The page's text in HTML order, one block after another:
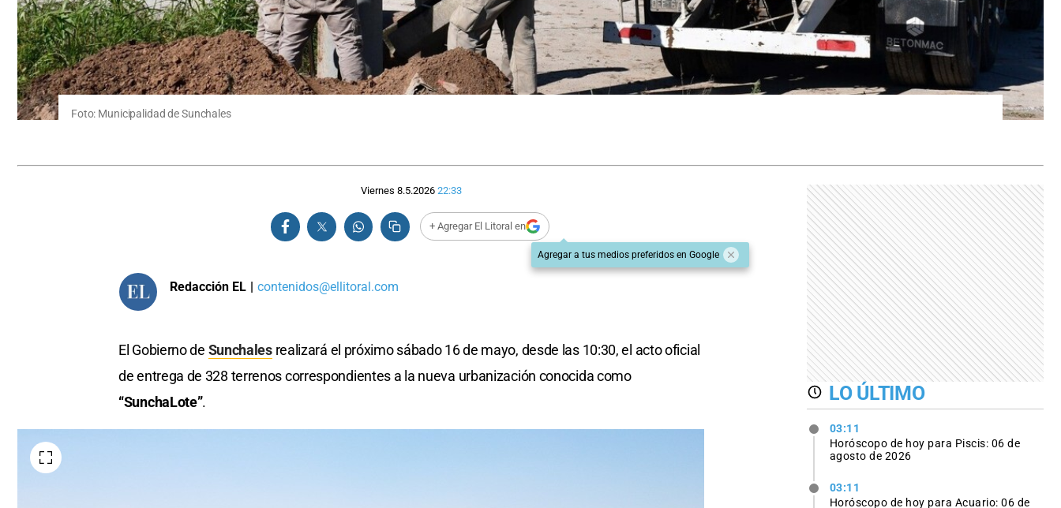
Foto: Municipalidad de Sunchales
Viernes 8.5.2026 22:33
+ Agregar El Litoral en
Agregar a tus medios preferidos en Google
Redacción EL | contenidos@ellitoral.com
El Gobierno de Sunchalesrealizará el próximo sábado 16 de mayo, desde las 10:30, el acto oficial
de entrega de 328 terrenos correspondientes a la nueva urbanización conocida como
“SunchaLote”. LO ÚLTIMO
03:11
Horóscopo de hoy para Piscis: 06 de
agosto de 2026
03:11
Horóscopo de hoy para Acuario: 06 de